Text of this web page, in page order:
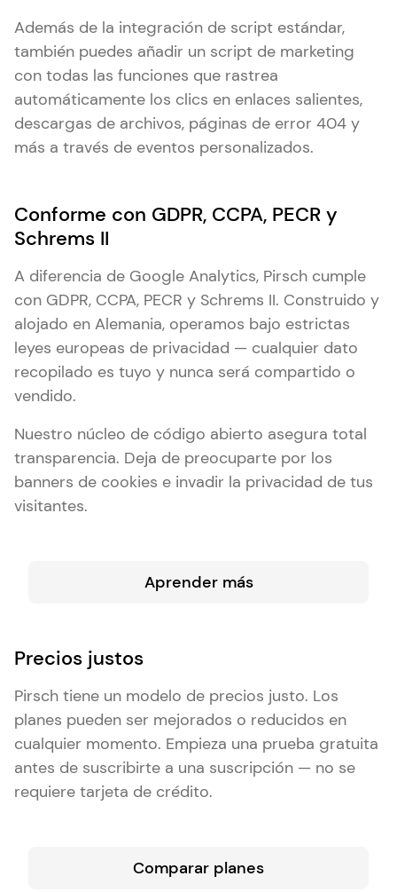
Además de la integración de script estándar,
también puedes añadir un script de marketing
con todas las funciones que rastrea
automáticamente los clics en enlaces salientes,
descargas de archivos, páginas de error 404 y
más a través de eventos personalizados.
Conforme con GDPR, CCPA, PECR y
Schrems II
A diferencia de Google Analytics, Pirsch cumple
con GDPR, CCPA, PECR y Schrems II. Construido y
alojado en Alemania, operamos bajo estrictas
leyes europeas de privacidad — cualquier dato
recopilado es tuyo y nunca será compartido o
vendido.
Nuestro núcleo de código abierto asegura total
transparencia. Deja de preocuparte por los
banners de cookies e invadir la privacidad de tus
visitantes.
Aprender más
Precios justos
Pirsch tiene un modelo de precios justo. Los
planes pueden ser mejorados o reducidos en
cualquier momento. Empieza una prueba gratuita
antes de suscribirte a una suscripción — no se
requiere tarjeta de crédito.
Comparar planes